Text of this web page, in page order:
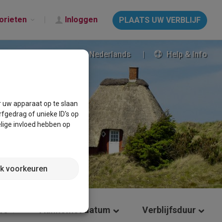
Inloggen PLAATS UW VERBLIJF
Nederlands Help & Info
Aankomst datum Verblijfsduur
apparaat op te slaan
of unieke ID's op
invloed hebben op
voorkeuren